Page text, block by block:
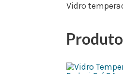
Vidro